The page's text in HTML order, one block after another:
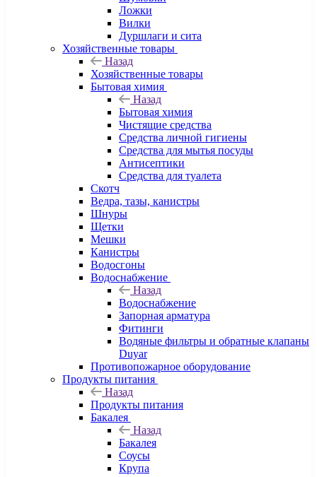
Ложки
Вилки
Дуршлаги и сита
Хозяйственные товары
Назад
Хозяйственные товары
Бытовая химия
Назад
Бытовая химия
Чистящие средства
Средства личной гигиены
Средства для мытья посуды
Антисептики
Средства для туалета
Скотч
Ведра, тазы, канистры
Шнуры
Щетки
Мешки
Канистры
Водосгоны
Водоснабжение
Назад
Водоснабжение
Запорная арматура
Фитинги
Водяные фильтры и обратные клапаны
Duyar
Противопожарное оборудование
Продукты питания
Назад
Продукты питания
Бакалея
Назад
Бакалея
Соусы
Крупа